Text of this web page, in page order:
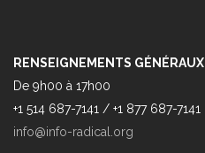
RENSEIGNEMENTS GÉNÉRAUX
De 9h00 à 17h00
+1 514 687-7141 / +1 877 687-7141
info@info-radical.org